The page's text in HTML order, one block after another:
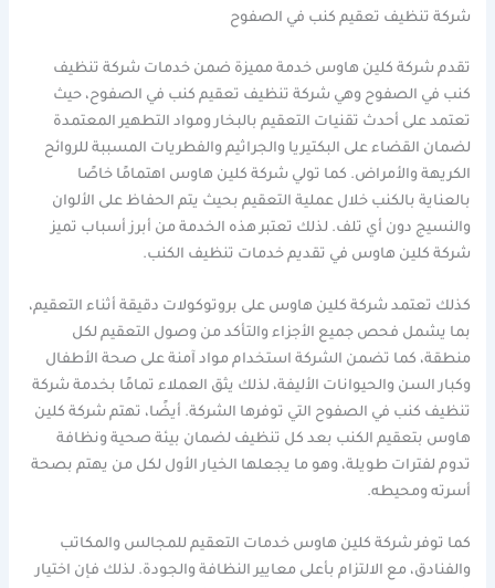
شركة تنظيف تعقيم كنب في الصفوح
تقدم شركة كلين هاوس خدمة مميزة ضمن خدمات شركة تنظيف
كنب في الصفوح وهي شركة تنظيف تعقيم كنب في الصفوح، حيث
تعتمد على أحدث تقنيات التعقيم بالبخار ومواد التطهير المعتمدة
لضمان القضاء على البكتيريا والجراثيم والفطريات المسببة للروائح
الكريهة والأمراض. كما تولي شركة كلين هاوس اهتمامًا خاصًا
بالعناية بالكنب خلال عملية التعقيم بحيث يتم الحفاظ على الألوان
والنسيج دون أي تلف. لذلك تعتبر هذه الخدمة من أبرز أسباب تميز
شركة كلين هاوس في تقديم خدمات تنظيف الكنب.
كذلك تعتمد شركة كلين هاوس على بروتوكولات دقيقة أثناء التعقيم،
بما يشمل فحص جميع الأجزاء والتأكد من وصول التعقيم لكل
منطقة، كما تضمن الشركة استخدام مواد آمنة على صحة الأطفال
وكبار السن والحيوانات الأليفة، لذلك يثق العملاء تمامًا بخدمة شركة
تنظيف كنب في الصفوح التي توفرها الشركة. أيضًا، تهتم شركة كلين
هاوس بتعقيم الكنب بعد كل تنظيف لضمان بيئة صحية ونظافة
تدوم لفترات طويلة، وهو ما يجعلها الخيار الأول لكل من يهتم بصحة
أسرته ومحيطه.
كما توفر شركة كلين هاوس خدمات التعقيم للمجالس والمكاتب
والفنادق، مع الالتزام بأعلى معايير النظافة والجودة. لذلك فإن اختيار